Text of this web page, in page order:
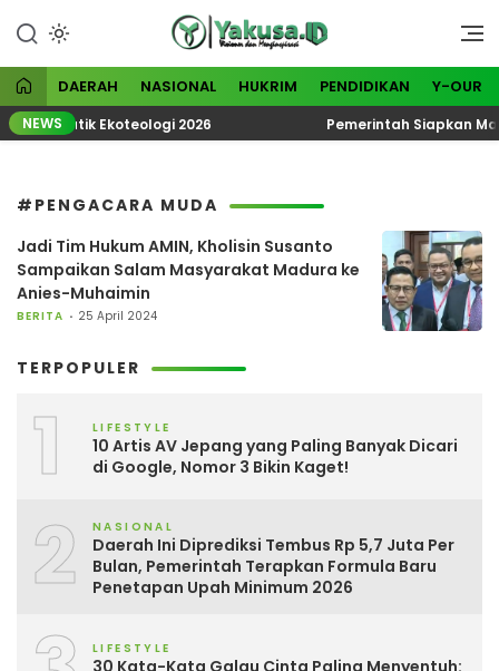
konten
Yakusa
Visioner dan Menginspirasi
DAERAH NASIONAL HUKRIM PENDIDIKAN Y-OUR
NEWS
Tematik Ekoteologi 2026 Pemerintah Siapkan
#PENGACARA MUDA
Jadi Tim Hukum AMIN, Kholisin Susanto
Sampaikan Salam Masyarakat Madura ke
Anies-Muhaimin
BERITA 25 April 2024
TERPOPULER
1 LIFESTYLE
10 Artis AV Jepang yang Paling Banyak Dicari
di Google, Nomor 3 Bikin Kaget!
2 NASIONAL
Daerah Ini Diprediksi Tembus Rp 5,7 Juta Per
Bulan, Pemerintah Terapkan Formula Baru
Penetapan Upah Minimum 2026
LIFESTYLE
30 Kata-Kata Galau Cinta Paling Menyentuh: